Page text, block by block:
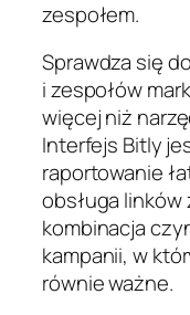
zespołem.
Sprawdza się
i zespołów
więcej niż
Interfejs Bitly
raportowanie
obsługa linków
kombinacja
kampanii, w
równie ważne.